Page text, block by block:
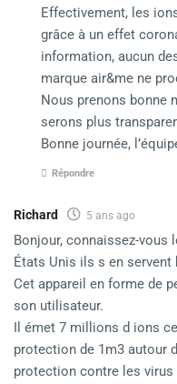
Effectivement, les
grâce à un effet
information, aucun
marque air&me ne
Nous prenons bonne
serons plus
Bonne journée,
Répondre
Richard 5 ans ago
Bonjour, connaissez-vous
États Unis ils s en servent
Cet appareil en forme de
son utilisateur.
Il émet 7 millions d ions
protection de 1m3 autour
protection contre les virus